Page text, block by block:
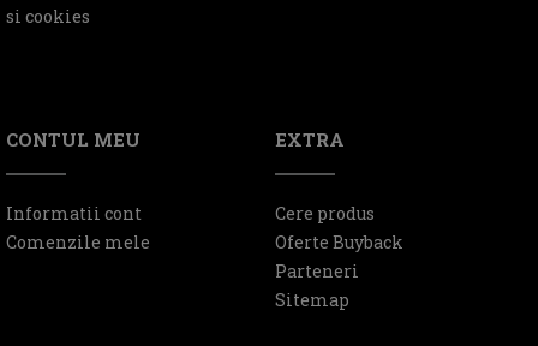
si cookies
CONTUL MEU
Informatii cont
Comenzile mele
EXTRA
Cere produs
Oferte Buyback
Parteneri
Sitemap